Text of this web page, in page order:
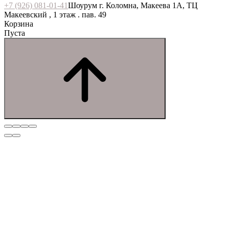
+7 (926) 081-01-41Шоурум г. Коломна, Макеева 1А, ТЦ
Макеевский , 1 этаж . пав. 49
Корзина
Пуста